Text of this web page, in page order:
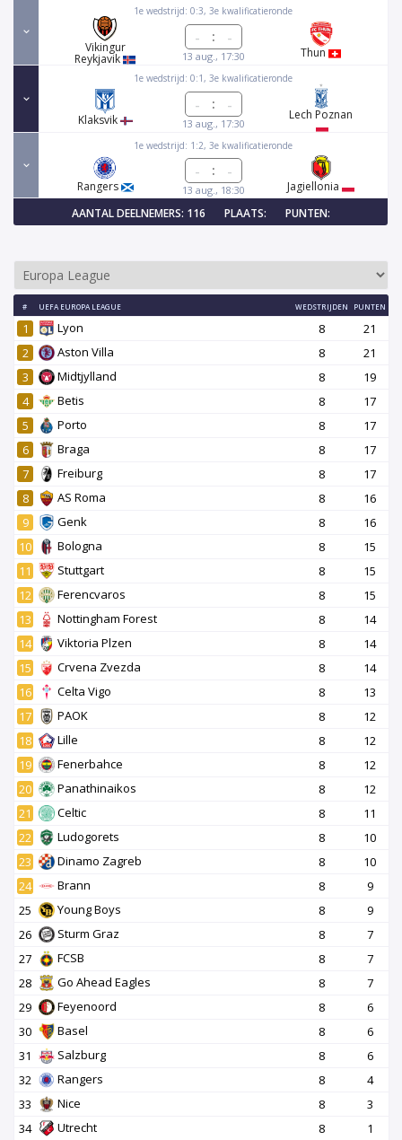
1e wedstrijd: 0:3, 3e kwalificatieronde
Vikingur
Reykjavik
:
13 aug., 17:30 Thun
1e wedstrijd: 0:1, 3e kwalificatieronde
Klaksvik
:
13 aug., 17:30
Lech Poznan
1e wedstrijd: 1:2, 3e kwalificatieronde
Rangers
:
13 aug., 18:30
Jagiellonia
AANTAL DEELNEMERS: 116
PLAATS: PUNTEN:
# UEFA EUROPA LEAGUE WEDSTRIJDEN PUNTEN
1 Lyon 8
21
2
Aston Villa 8
21
3
Midtjylland 8
19
4
Betis 8
17
5
Porto 8
17
6
Braga 8
17
7
Freiburg 8
17
8
AS Roma 8
16
9
Genk 8
16
10
Bologna 8
15
11
Stuttgart 8
15
12
Ferencvaros 8
15
13
Nottingham Forest 8
14
14
Viktoria Plzen 8
14
15
Crvena Zvezda 8
14
16
Celta Vigo 8
13
17
PAOK 8
12
18
Lille 8
12
19
Fenerbahce 8
12
20
Panathinaikos 8
12
21
Celtic 8
11
22
Ludogorets 8
10
23
Dinamo Zagreb 8
10
24
Brann 8
9
25
Young Boys 8
9
26
Sturm Graz 8
7
27
FCSB 8
7
28
Go Ahead Eagles 8
7
29
Feyenoord 8
6
30
Basel 8
6
31
Salzburg 8
6
32
Rangers 8
4
33
Nice 8
3
34
Utrecht 8
1